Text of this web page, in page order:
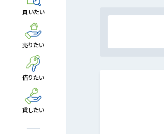
買いたい
売りたい
借りたい
貸したい